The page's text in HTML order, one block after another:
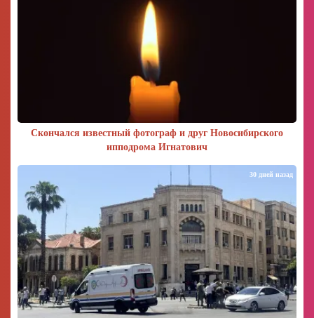
Скончался известный фотограф и друг Новосибирского
ипподрома Игнатович
30 дней назад